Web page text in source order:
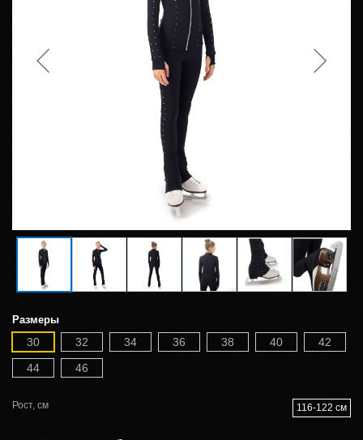
Размеры
30 32 34 36 38 40
42
44
46
Рост, см 116-122 см